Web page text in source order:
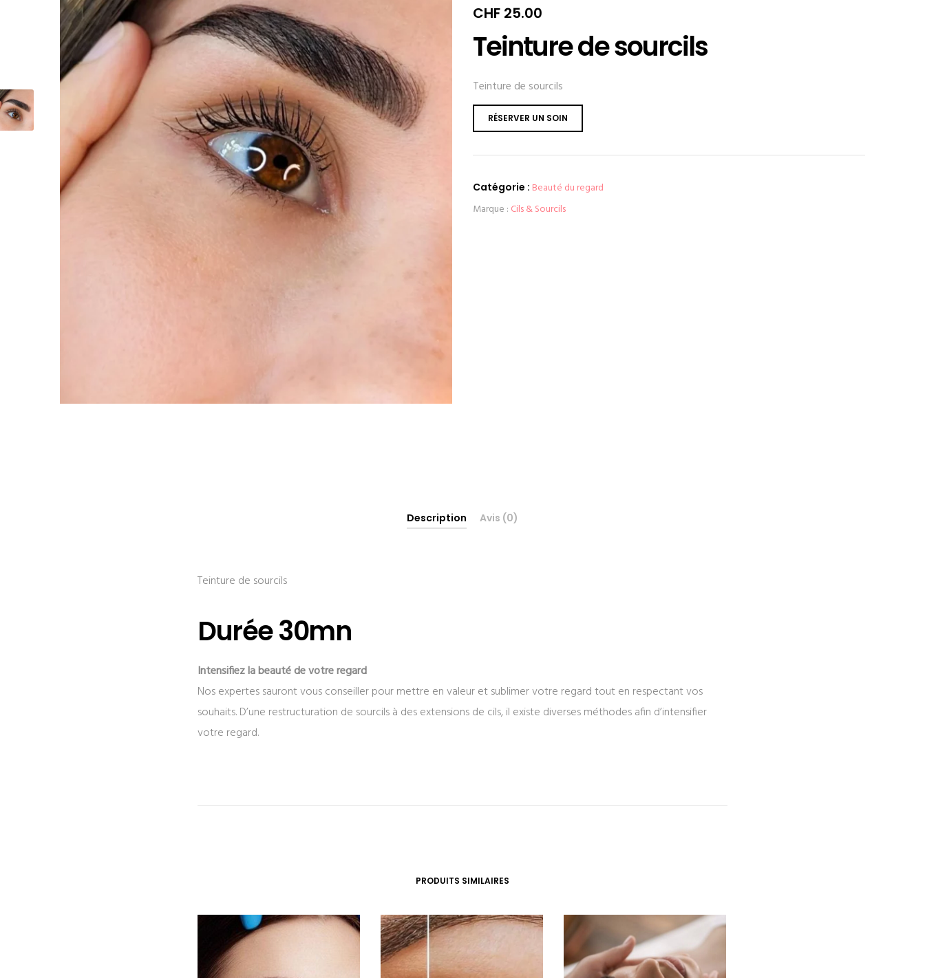
CHF 25.00
Teinture de sourcils
Teinture de sourcils
RÉSERVER UN SOIN
Catégorie : Beauté du regard
Marque : Cils & Sourcils
Description Avis (0)
Teinture de sourcils
Durée 30mn
Intensifiez la beauté de votre regard
Nos expertes sauront vous conseiller pour mettre en valeur et sublimer votre regard tout en respectant vos
souhaits. D’une restructuration de sourcils à des extensions de cils, il existe diverses méthodes afin d’intensifier
votre regard.
PRODUITS SIMILAIRES